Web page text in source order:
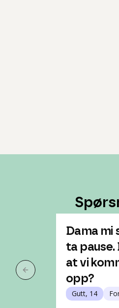
Forrige slide
Dama mi
ta
at vi
opp?
Gutt, 14